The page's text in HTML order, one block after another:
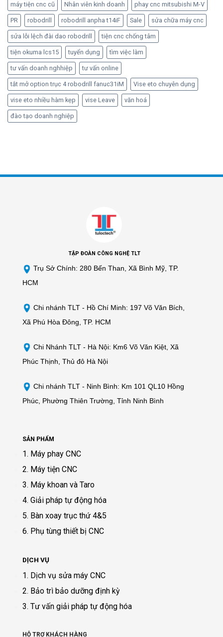
máy tiện cnc cũ Nhân viên kinh doanh phay cnc mitsubishi M-V
PR robodrill robodrill anpha t14iF Sale sửa chữa máy cnc
sửa lỗi lệch đài dao robodrill tiện cnc chống tâm
tiện okuma lcs15 tuyển dụng tìm việc làm
tư vấn doanh nghhiệp tư vấn online
tắt mở option trục 4 robodrill fanuc31iM Vise eto chuyên dụng
vise eto nhiều hàm kẹp vise Leave văn hoá
đào tạo doanh nghiệp
TẬP ĐOÀN CÔNG NGHỆ TLT
Trụ Sở Chính: 280 Bến Than, Xã Bình Mỹ, TP.
HCM
Chi nhánh TLT - Hồ Chí Minh: 197 Võ Văn Bích,
Xã Phú Hòa Đông, TP. HCM
Chi Nhánh TLT - Hà Nội: Km6 Võ Văn Kiệt, Xã
Phúc Thịnh, Thủ đô Hà Nội
Chi nhánh TLT - Ninh Bình: Km 101 QL10 Hồng
Phúc, Phường Thiên Trường, Tỉnh Ninh Bình
SẢN PHẨM
1. Máy phay CNC
2. Máy tiện CNC
3. Máy khoan và Taro
4. Giải pháp tự động hóa
5. Bàn xoay trục thứ 4&5
6. Phụ tùng thiết bị CNC
DỊCH VỤ
1. Dịch vụ sửa máy CNC
2. Bảo trì bảo dưỡng định kỳ
3. Tư vấn giải pháp tự động hóa
HỖ TRỢ KHÁCH HÀNG